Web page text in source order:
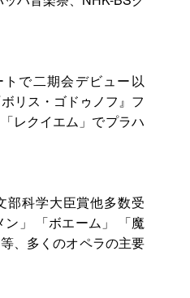
で二期会デビュー以
リス・ゴドゥノフ』フ
レクイエム」でプラハ
部科学大臣賞他多数受
」 「ボエーム」 「魔
、多くのオペラの主要